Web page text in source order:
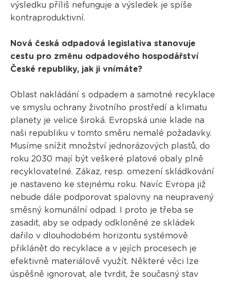
výsledku příliš nefunguje a výsledek je spíše
kontraproduktivní.
Nová česká odpadová legislativa stanovuje
cestu pro změnu odpadového hospodářství
České republiky, jak ji vnímáte?
Oblast nakládání s odpadem a samotné recyklace
ve smyslu ochrany životního prostředí a klimatu
planety je velice široká. Evropská unie klade na
naši republiku v tomto směru nemalé požadavky.
Musíme snížit množství jednorázových plastů, do
roku 2030 mají být veškeré platové obaly plně
recyklovatelné. Zákaz, resp. omezení skládkování
je nastaveno ke stejnému roku. Navíc Evropa již
nebude dále podporovat spalovny na neupravený
směsný komunální odpad. I proto je třeba se
zasadit, aby se odpady odkloněné ze skládek
dařilo v dlouhodobém horizontu systémově
přiklánět do recyklace a v jejích procesech je
efektivně materiálově využít. Některé věci lze
úspěšně ignorovat, ale tvrdit, že současný stav